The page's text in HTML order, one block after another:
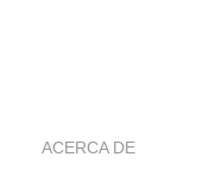
ACERCA DE